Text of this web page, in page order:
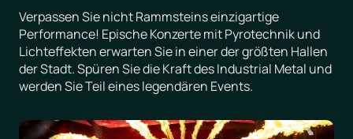
Verpassen Sie nicht Rammsteins einzigartige
Performance! Epische Konzerte mit Pyrotechnik und
Lichteffekten erwarten Sie in einer der größten Hallen
der Stadt. Spüren Sie die Kraft des Industrial Metal und
werden Sie Teil eines legendären Events.